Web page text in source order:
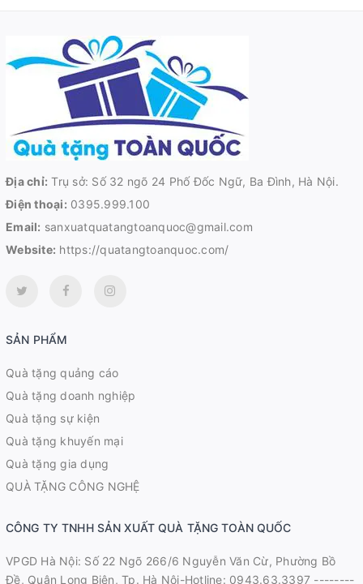
Địa chỉ: Trụ sở: Số 32 ngõ 24 Phố Đốc Ngữ, Ba Đình, Hà Nội.
Điện thoại: 0395.999.100
Email: sanxuatquatangtoanquoc@gmail.com
Website: https://quatangtoanquoc.com/
SẢN PHẨM
Quà tặng quảng cáo
Quà tặng doanh nghiệp
Quà tặng sự kiện
Quà tặng khuyến mại
Quà tặng gia dụng
QUÀ TẶNG CÔNG NGHỆ
CÔNG TY TNHH SẢN XUẤT QUÀ TẶNG TOÀN QUỐC
VPGD Hà Nội: Số 22 Ngõ 266/6 Nguyễn Văn Cừ, Phường Bồ
Đề, Quận Long Biên, Tp. Hà Nội-Hotline: 0943.63.3397 --------